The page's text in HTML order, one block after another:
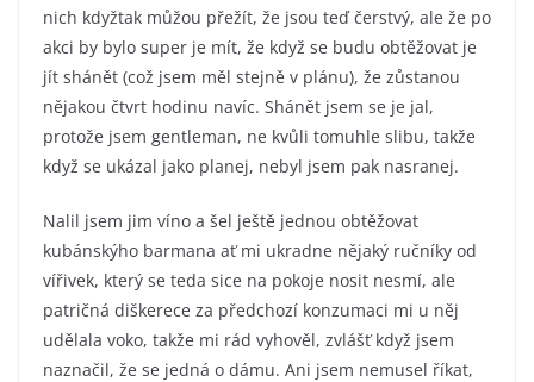
nich kdyžtak můžou přežít, že jsou teď čerstvý, ale že po
akci by bylo super je mít, že když se budu obtěžovat je
jít shánět (což jsem měl stejně v plánu), že zůstanou
nějakou čtvrt hodinu navíc. Shánět jsem se je jal,
protože jsem gentleman, ne kvůli tomuhle slibu, takže
když se ukázal jako planej, nebyl jsem pak nasranej.
Nalil jsem jim víno a šel ještě jednou obtěžovat
kubánskýho barmana ať mi ukradne nějaký ručníky od
vířivek, který se teda sice na pokoje nosit nesmí, ale
patričná diškerece za předchozí konzumaci mi u něj
udělala voko, takže mi rád vyhověl, zvlášť když jsem
naznačil, že se jedná o dámu. Ani jsem nemusel říkat,